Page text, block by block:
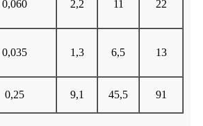
0,060 2,2 11 22
0,035 1,3 6,5 13
0,25 9,1 45,5 91